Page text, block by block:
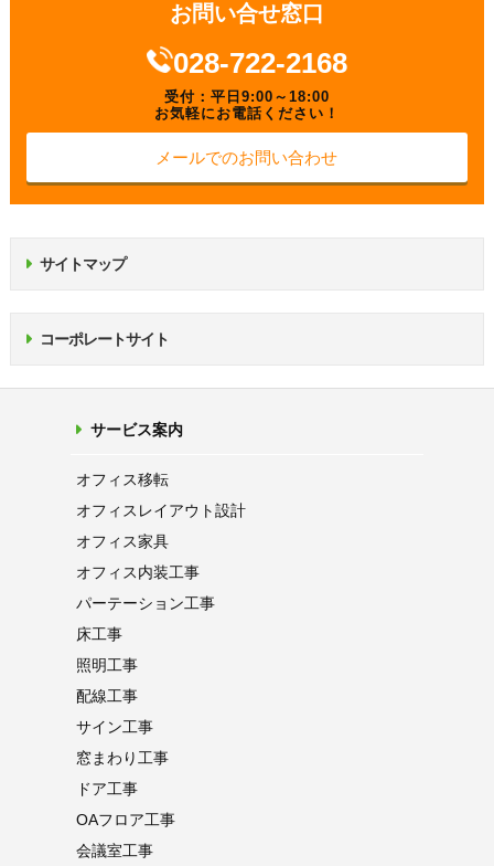
お問い合せ窓口
028-722-2168
受付：平日9:00～18:00
お気軽にお電話ください！
メールでのお問い合わせ
サイトマップ
コーポレートサイト
サービス案内
オフィス移転
オフィス レイアウト設計
オフィス家具
オフィス内装工事
パーテーション工事
床工事
照明工事
配線工事
サイン工事
窓まわり工事
ドア工事
OAフロア工事
会議室工事